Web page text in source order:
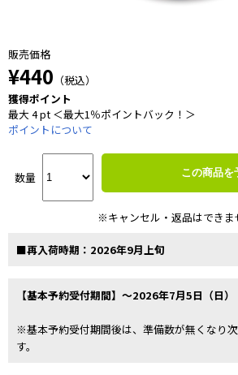
販売価格
¥440 （税込）
獲得ポイント
最大 4 pt ＜最大1％ポイントバック！＞
ポイントについて
数量 この商品を
※キャンセル・返品はできま
■再入荷時期：2026年9月上旬
【基本予約受付期間】～2026年7月5日（日）
※基本予約受付期間後は、準備数が無くなり
す。